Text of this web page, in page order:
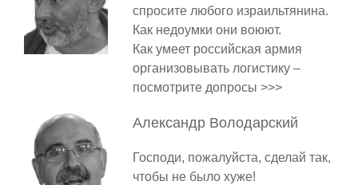
спросите любого израильтянина.
Как недоумки они воюют.
Как умеет российская армия
организовывать логистику –
посмотрите допросы >>>
Александр Володарский
Господи, пожалуйста, сделай так,
чтобы не было хуже!